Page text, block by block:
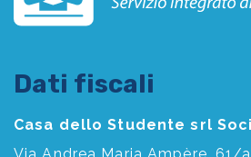
Dati fiscali
Casa dello Studente srl